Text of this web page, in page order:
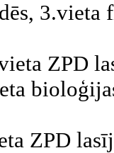
3.vieta
ZPD
ZPD